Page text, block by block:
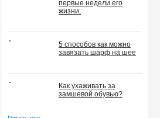
первые недели его
жизни.
5 способов как можно
завязать шарф на шее
Как ухаживать за
замшевой обувью?